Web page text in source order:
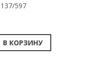
597
В КОРЗИНУ